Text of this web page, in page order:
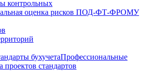
контрольных
оценка рисков ПОД-ФТ-ФРОМУ
бухучетаПрофессиональные
проектов стандартов